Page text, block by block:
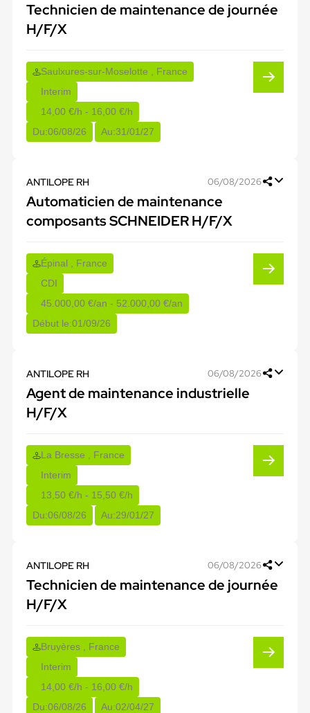
Technicien de maintenance de journée
H/F/X
Saulxures-sur-Moselotte , France
Interim
14,00 €/h - 16,00 €/h
Du:06/08/26 Au:31/01/27
ANTILOPE RH 06/08/2026
Automaticien de maintenance
composants SCHNEIDER H/F/X
Épinal , France
CDI
45.000,00 €/an - 52.000,00 €/an
Début le:01/09/26
ANTILOPE RH 06/08/2026
Agent de maintenance industrielle
H/F/X
La Bresse , France
Interim
13,50 €/h - 15,50 €/h
Du:06/08/26 Au:29/01/27
ANTILOPE RH 06/08/2026
Technicien de maintenance de journée
H/F/X
Bruyères , France
Interim
14,00 €/h - 16,00 €/h
Du:06/08/26 Au:02/04/27